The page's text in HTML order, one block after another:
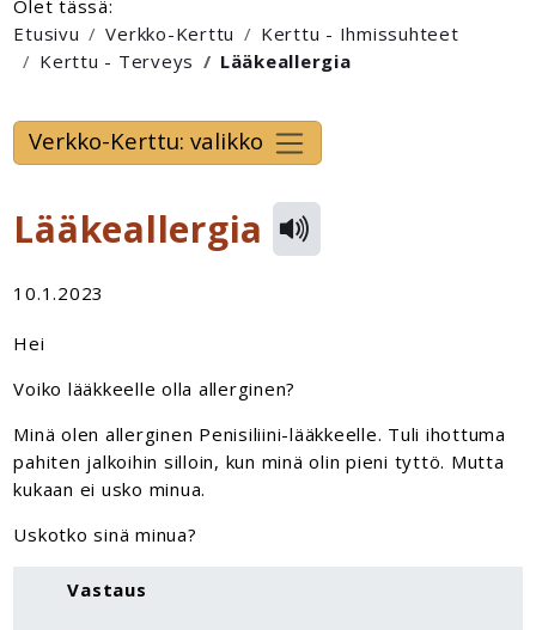
Olet tässä:
Etusivu
Verkko-Kerttu
Kerttu - Ihmissuhteet
Kerttu - Terveys
Lääkeallergia
Verkko-Kerttu: valikko
Lääkeallergia
10.1.2023
Hei
Voiko lääkkeelle olla allerginen?
Minä olen allerginen Penisiliini-lääkkeelle. Tuli ihottuma
pahiten jalkoihin silloin, kun minä olin pieni tyttö. Mutta
kukaan ei usko minua.
Uskotko sinä minua?
Vastaus